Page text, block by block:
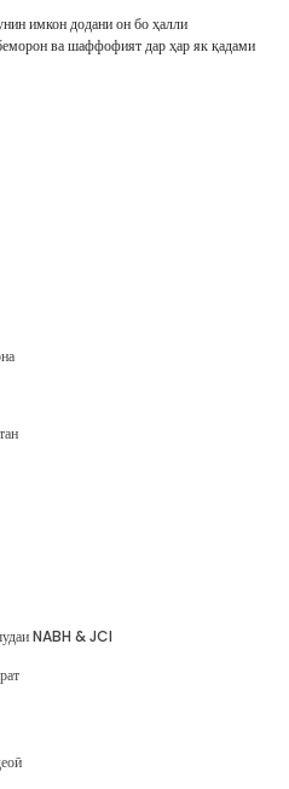
имкон додани он бо ҳалли
ва шаффофият дар ҳар як қадами
NABH & JCI